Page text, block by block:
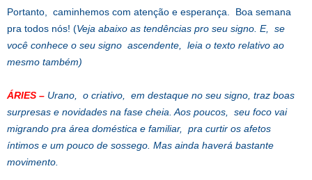
Portanto, caminhemos com atenção e esperança. Boa semana
pra todos nós! (Veja abaixo as tendências pro seu signo. E, se
você conhece o seu signo ascendente, leia o texto relativo ao
mesmo também)
ÁRIES – Urano, o criativo, em destaque no seu signo, traz boas
surpresas e novidades na fase cheia. Aos poucos, seu foco vai
migrando pra área doméstica e familiar, pra curtir os afetos
íntimos e um pouco de sossego. Mas ainda haverá bastante
movimento.